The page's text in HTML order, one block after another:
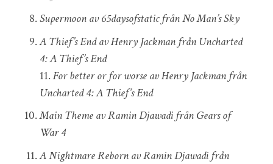
Supermoon av 65daysofstatic från No Man’s Sky
A Thief’s End av Henry Jackman från Uncharted
4: A Thief’s End
11.For better or for worse av Henry Jackman från
Uncharted 4: A Thief’s End
Main Theme av Ramin Djawadi från Gears of
War 4
A Nightmare Reborn av Ramin Djawadi från